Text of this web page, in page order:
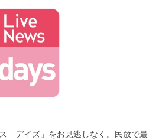
デイズ」をお見逃しなく。民放で最